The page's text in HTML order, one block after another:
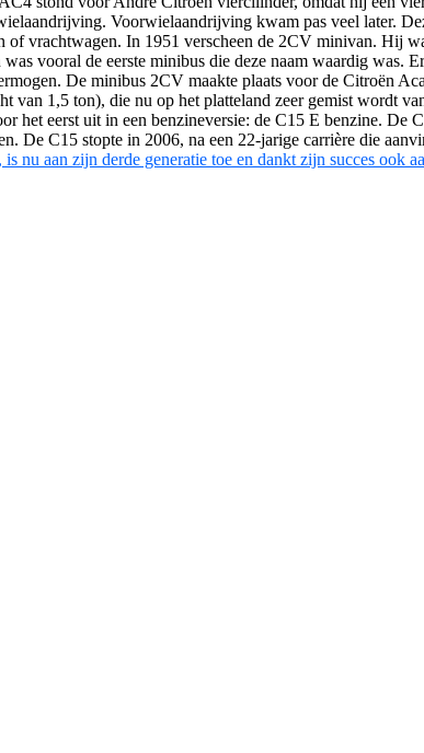
Voorwielaandrijving kwam pas veel later.
vrachtwagen. In 1951 verscheen de 2CV minivan. Hij
vooral de eerste minibus die deze naam waardig was.
De minibus 2CV maakte plaats voor de Citroën
1,5 ton), die nu op het platteland zeer gemist wordt
eerst uit in een benzineversie: de C15 E benzine. De
De C15 stopte in 2006, na een 22-jarige carrière die
nu aan zijn derde generatie toe en dankt zijn succes ook